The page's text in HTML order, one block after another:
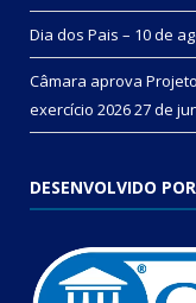
Dia dos Pais – 10 de
Câmara aprova
exercício 202627 de
DESENVOLVIDO